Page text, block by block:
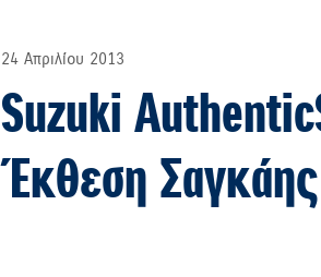
24 Απριλίου 2013
Suzuki
Έκθεση Σαγκάης